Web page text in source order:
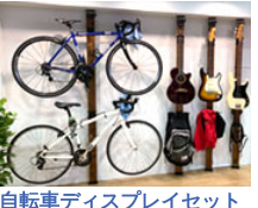
自転車ディスプレイセット